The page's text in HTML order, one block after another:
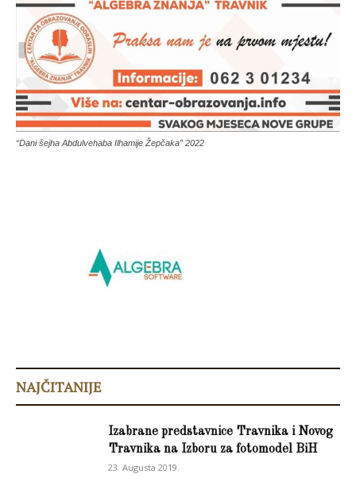
“Dani šejha Abdulvehaba Ilhamije Žepčaka” 2022
NAJČITANIJE
Izabrane predstavnice Travnika i Novog
Travnika na Izboru za fotomodel BiH
23. Augusta 2019.